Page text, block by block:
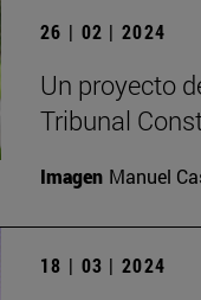
26 | 02 | 2024
Un proyecto
Tribunal
Imagen Manuel
18 | 03 | 2024